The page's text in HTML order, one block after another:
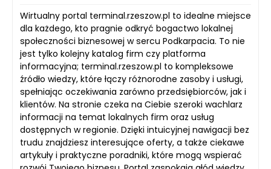
Wirtualny portal terminal.rzeszow.pl to idealne miejsce
dla każdego, kto pragnie odkryć bogactwo lokalnej
społeczności biznesowej w sercu Podkarpacia. To nie
jest tylko kolejny katalog firm czy platforma
informacyjna; terminal.rzeszow.pl to kompleksowe
źródło wiedzy, które łączy różnorodne zasoby i usługi,
spełniając oczekiwania zarówno przedsiębiorców, jak i
klientów. Na stronie czeka na Ciebie szeroki wachlarz
informacji na temat lokalnych firm oraz usług
dostępnych w regionie. Dzięki intuicyjnej nawigacji bez
trudu znajdziesz interesujące oferty, a także ciekawe
artykuły i praktyczne poradniki, które mogą wspierać